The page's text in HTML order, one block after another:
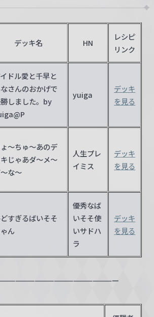
デッキ名 HN
レシピ
リンク
ドル愛と千早と
さんのおかげで
しました。by
yuiga
デッキ
を見る
ょ～ちゅ～あのデ
じゃあダ～メ～
な～
人生プレ
イミス
デッキ
を見る
すぎるばいそそ
ん
優秀なば
いそそ使
いサドハ
ラ
デッキ
を見る